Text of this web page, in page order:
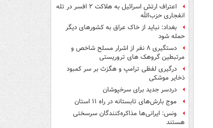
اعتراف ارتش اسرائیل به هلاکت ۲ افسر در تله
انفجاری حزب‌الله
بغداد: نباید از خاک عراق به کشورهای دیگر
حمله شود
دستگیری ۸ نفر از اشرار مسلح شاخص و
مرتبطین گروهک های تروریستی
درگیری لفظی ترامپ و هگزث بر سر کمبود
ذخایر موشکی
دردسر جدید برای سرخپوشان
موج بارش‌های تابستانه در راه ۱۱ استان
ونس: ایرانی‌ها مذاکره‌کنندگان سرسختی
هستند